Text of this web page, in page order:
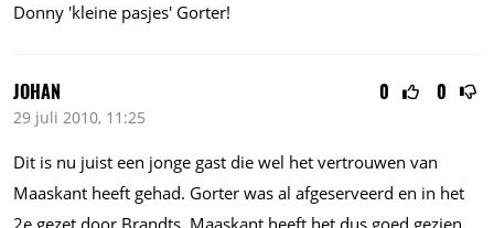
Donny 'kleine pasjes' Gorter!
0 0
JOHAN
29 juli 2010, 11:25
Dit is nu juist een jonge gast die wel het vertrouwen van
Maaskant heeft gehad. Gorter was al afgeserveerd en in het
2e gezet door Brandts. Maaskant heeft het dus goed gezien